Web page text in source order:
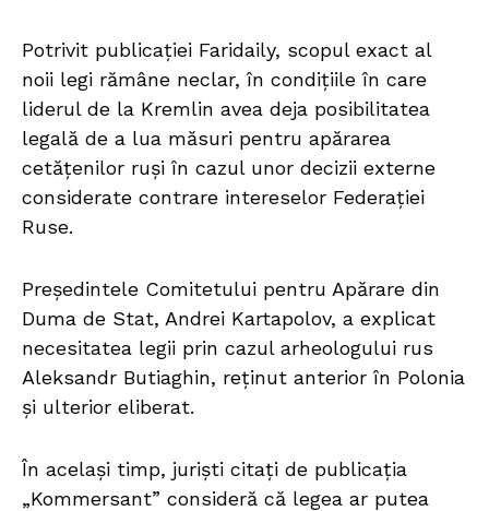
Potrivit publicației Faridaily, scopul exact al
noii legi rămâne neclar, în condițiile în care
liderul de la Kremlin avea deja posibilitatea
legală de a lua măsuri pentru apărarea
cetățenilor ruși în cazul unor decizii externe
considerate contrare intereselor Federației
Ruse.
Președintele Comitetului pentru Apărare din
Duma de Stat, Andrei Kartapolov, a explicat
necesitatea legii prin cazul arheologului rus
Aleksandr Butiaghin, reținut anterior în Polonia
și ulterior eliberat.
În același timp, juriști citați de publicația
„Kommersant” consideră că legea ar putea